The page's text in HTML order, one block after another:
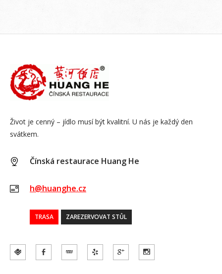
Život je cenný – jídlo musí být kvalitní. U nás je každý den
svátkem.
Čínská restaurace Huang He
h@huanghe.cz
TRASA ZAREZERVOVAT STŮL